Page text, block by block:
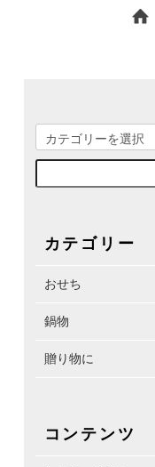
カテゴリー
おせち
鍋物
贈り物に
コンテンツ